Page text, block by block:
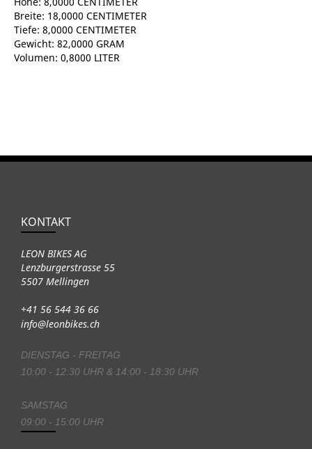
Breite: 18,0000 CENTIMETER
Tiefe: 8,0000 CENTIMETER
Gewicht: 82,0000 GRAM
Volumen: 0,8000 LITER
KONTAKT
LEON BIKES AG
Lenzburgerstrasse 55
5507 Mellingen
+41 56 544 36 66
info@leonbikes.ch
DIENSTAG - FREITAG
10:00 - 12:30 UHR & 14:00 - 18:30 UHR
SAMSTAG
09:00 - 15:00 UHR